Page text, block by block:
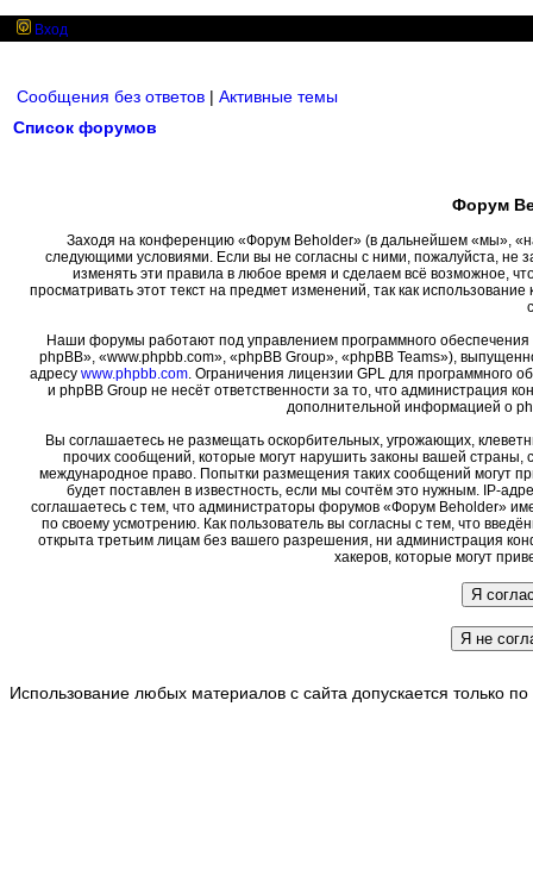
Вход
Сообщения без ответов | Активные темы
Список форумов
Форум
Заходя на конференцию «Форум Beholder» (в дальнейшем «мы»,
следующими условиями. Если вы не согласны с ними, пожалуйста, не
изменять эти правила в любое время и сделаем всё возможное,
просматривать этот текст на предмет изменений, так как
Наши форумы работают под управлением программного
phpBB», «www.phpbb.com», «phpBB Group», «phpBB Teams»),
адресу www.phpbb.com. Ограничения лицензии GPL для программного
и phpBB Group не несёт ответственности за то, что администрация
дополнительной информацией о
Вы соглашаетесь не размещать оскорбительных, угрожающих,
прочих сообщений, которые могут нарушить законы вашей страны,
международное право. Попытки размещения таких сообщений могут
будет поставлен в известность, если мы сочтём это нужным. IP-
соглашаетесь с тем, что администраторы форумов «Форум Beholder»
по своему усмотрению. Как пользователь вы согласны с тем, что
открыта третьим лицам без вашего разрешения, ни администрация
хакеров, которые могут
Использование любых материалов с сайта допускается только